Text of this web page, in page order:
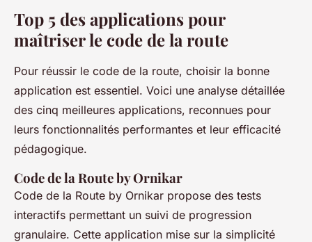
Top 5 des applications pour
maîtriser le code de la route
Pour réussir le code de la route, choisir la bonne
application est essentiel. Voici une analyse détaillée
des cinq meilleures applications, reconnues pour
leurs fonctionnalités performantes et leur efficacité
pédagogique.
Code de la Route by Ornikar
Code de la Route by Ornikar propose des tests
interactifs permettant un suivi de progression
granulaire. Cette application mise sur la simplicité